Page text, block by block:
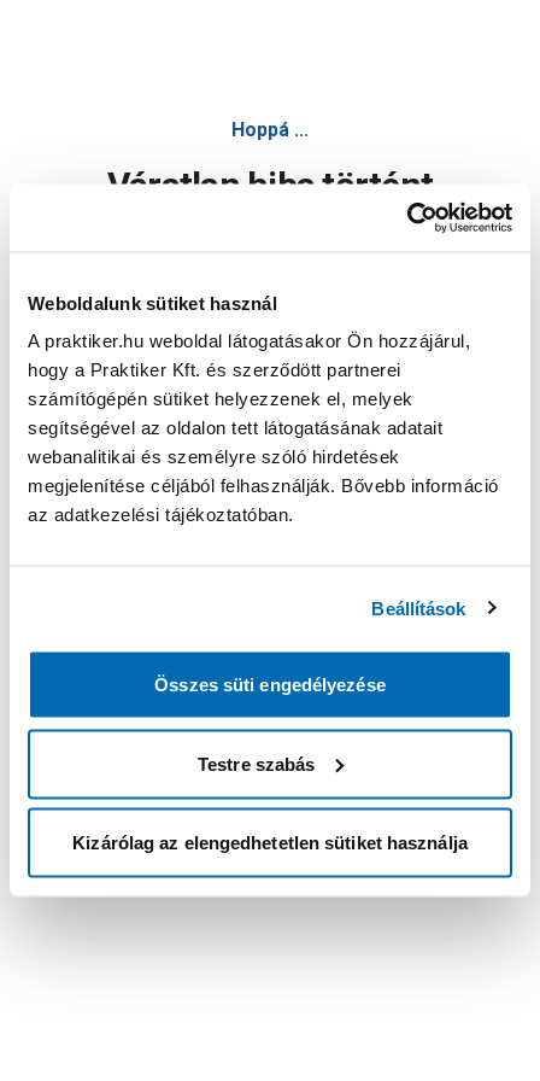
Weboldalunk sütiket használ
A praktiker.hu weboldal látogatásakor Ön hozzájárul,
hogy a Praktiker Kft. és szerződött partnerei
számítógépén sütiket helyezzenek el, melyek
segítségével az oldalon tett látogatásának adatait
webanalitikai és személyre szóló hirdetések
megjelenítése céljából felhasználják. Bővebb információ
az adatkezelési tájékoztatóban.
Beállítások
Összes süti engedélyezése
Testre szabás
Kizárólag az elengedhetetlen sütiket használja
Hoppá ...
Váratlan hiba történt
Oldal újratöltése